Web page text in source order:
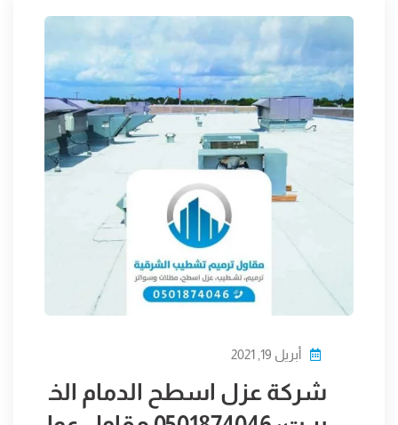
أبريل 19, 2021
شركة عزل اسطح الدمام الخ